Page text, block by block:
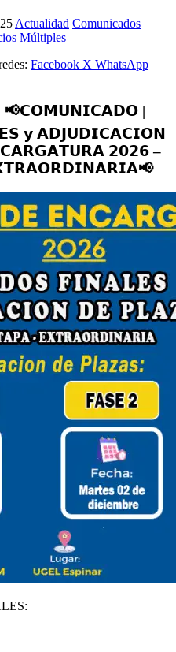
Actualidad Comunicados
Múltiples
Facebook X WhatsApp
📢𝗖𝗢𝗠𝗨𝗡𝗜𝗖𝗔𝗗𝗢 |
𝘆 𝗔𝗗𝗝𝗨𝗗𝗜𝗖𝗔𝗖𝗜𝗢𝗡
𝟮𝟬𝟮𝟲 –